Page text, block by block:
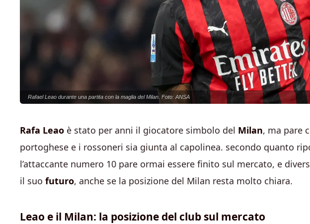
Rafael Leao durante una partita con la maglia del Milan. Foto: ANSA
Rafa Leao è stato per anni il giocatore simbolo del Milan, ma pare
portoghese e i rossoneri sia giunta al capolinea. secondo quanto
l’attaccante numero 10 pare ormai essere finito sul mercato, e
il suo futuro, anche se la posizione del Milan resta molto chiara.
Leao e il Milan: la posizione del club sul mercato